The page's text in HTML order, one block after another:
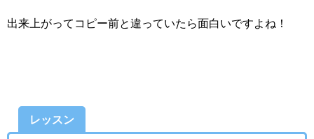
出来上がってコピー前と違っていたら面白いですよね！
レッスン